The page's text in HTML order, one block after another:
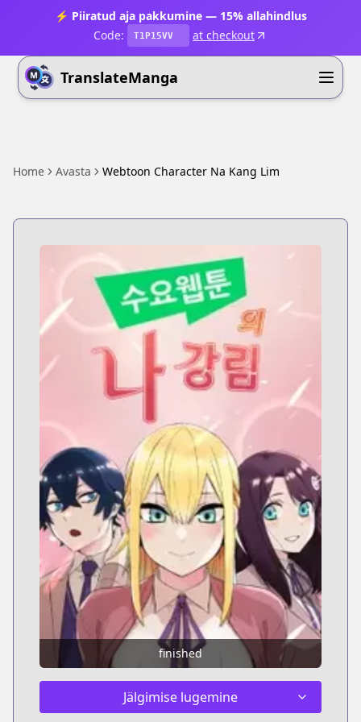
⚡ Piiratud aja pakkumine — 15% allahindlus
Code:
T1P15VV at checkout
TranslateManga
Home Avasta Webtoon Character Na Kang Lim
finished
Jälgimise lugemine